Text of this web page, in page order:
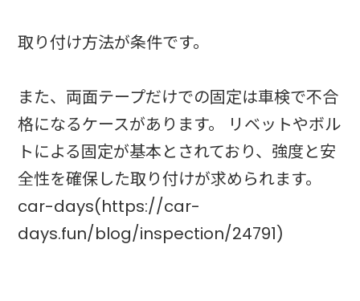
取り付け方法が条件です。
また、両面テープだけでの固定は車検で不合
格になるケースがあります。 リベットやボル
トによる固定が基本とされており、強度と安
全性を確保した取り付けが求められます。
car-days(https://car-
days.fun/blog/inspection/24791)